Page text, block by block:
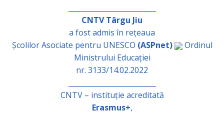
CNTV Târgu Jiu
a fost admis în rețeaua
Școlilor Asociate pentru UNESCO (ASPnet)
Ordinul
Ministrului Educației
nr. 3133/14.02.2022
CNTV – instituție acreditată
Erasmus+,